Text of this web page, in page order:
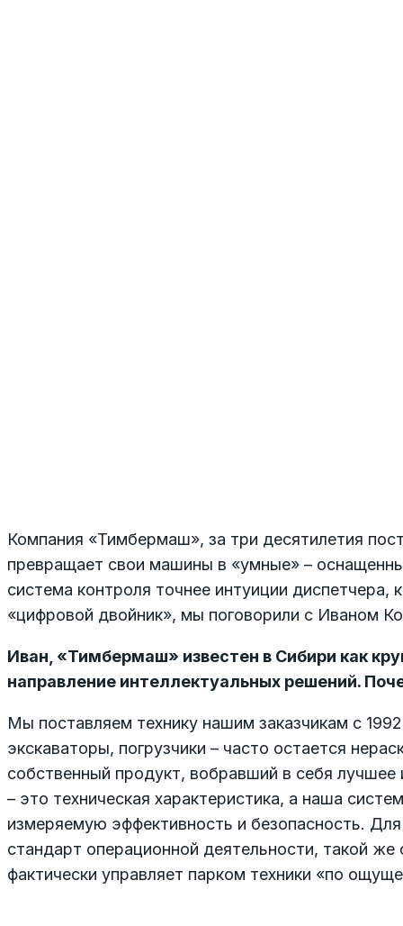
Компания «Тимбермаш», за три десятилетия
превращает свои машины в «умные» –
система контроля точнее интуиции
«цифровой двойник», мы поговорили с Иваном
Иван, «Тимбермаш» известен в Сибири как
направление интеллектуальных решений.
Мы поставляем технику нашим заказчикам с
экскаваторы, погрузчики – часто остается
собственный продукт, вобравший в себя
– это техническая характеристика, а наша
измеряемую эффективность и безопасность.
стандарт операционной деятельности, такой
фактически управляет парком техники «по